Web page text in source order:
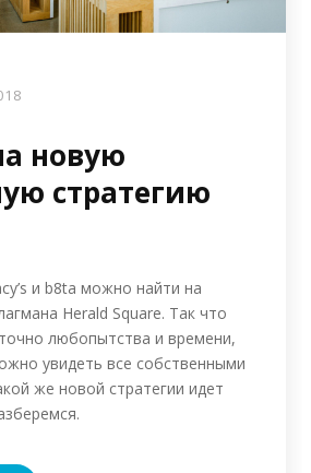
новую
стратегию
и b8ta можно найти на
Herald Square. Так что
любопытства и времени,
увидеть все собственными
же новой стратегии идет